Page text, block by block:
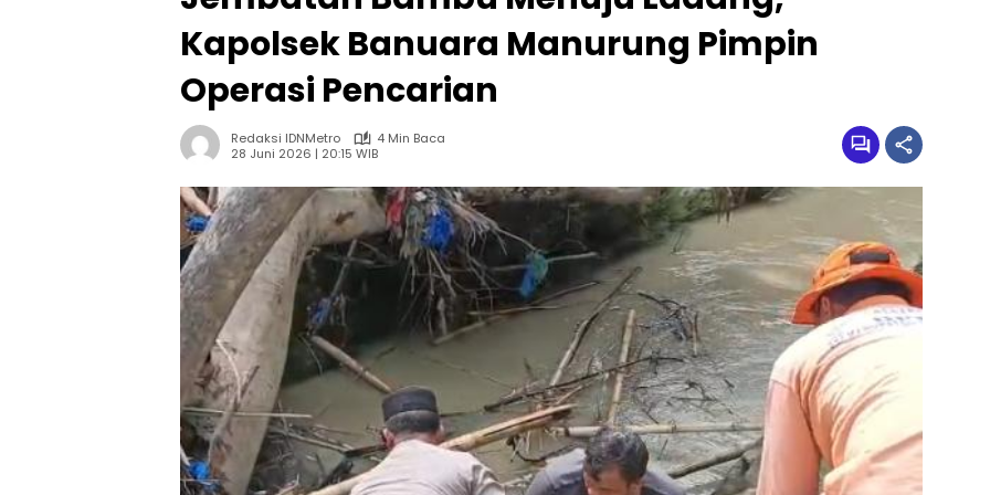
Kapolsek Banuara Manurung Pimpin
Operasi Pencarian
Redaksi IDNMetro
4 Min Baca
28 Juni 2026 | 20:15 WIB